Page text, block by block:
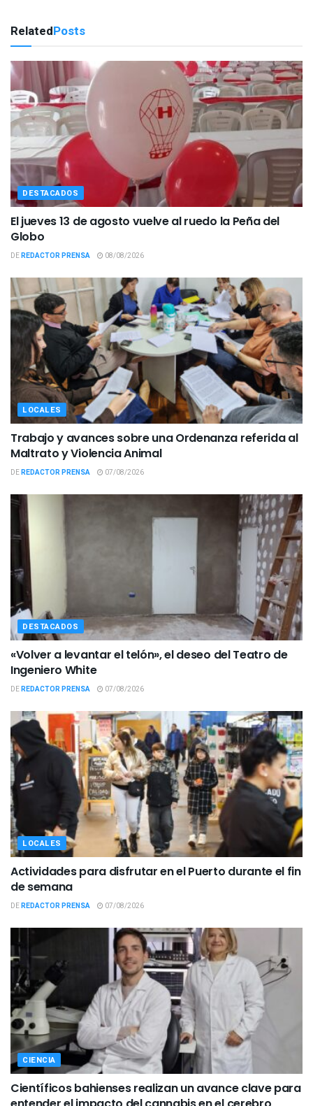
RelatedPosts
DESTACADOS
El jueves 13 de agosto vuelve al ruedo la Peña del
Globo
DEREDACTOR PRENSA 08/08/2026
LOCALES
Trabajo y avances sobre una Ordenanza referida al
Maltrato y Violencia Animal
DEREDACTOR PRENSA 07/08/2026
DESTACADOS
«Volver a levantar el telón», el deseo del Teatro de
Ingeniero White
DEREDACTOR PRENSA 07/08/2026
LOCALES
Actividades para disfrutar en el Puerto durante el fin
de semana
DEREDACTOR PRENSA 07/08/2026
CIENCIA
Científicos bahienses realizan un avance clave para